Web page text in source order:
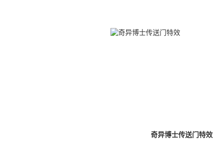
奇异博士传送门特效